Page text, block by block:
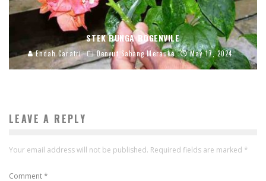
STEK BUNGA BOGENVILE
Endah Caratri Denyut Sabang Merauke May 17, 2024
LEAVE A REPLY
Your email address will not be published. Required fields are marked *
Comment*